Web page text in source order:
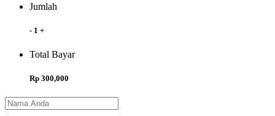
Jumlah
- 1 +
Total Bayar
Rp 300,000